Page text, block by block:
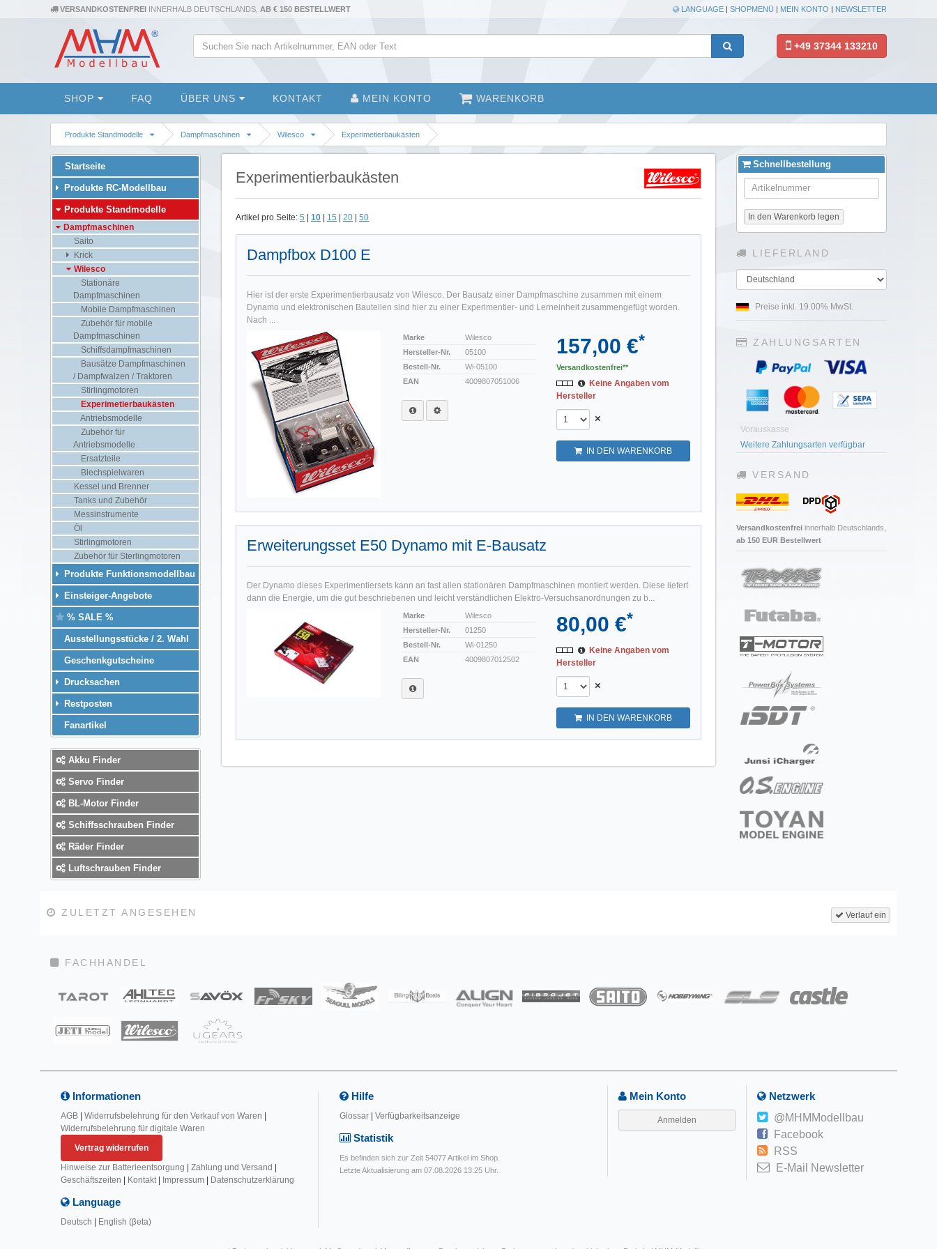
VERSANDKOSTENFREI INNERHALB DEUTSCHLANDS, AB € 150 BESTELLWERT LANGUAGE | SHOPMENÜ | MEIN KONTO | NEWSLETTER
+49 37344 133210
SHOP FAQ ÜBER UNS KONTAKT MEIN KONTO WARENKORB
Produkte Standmodelle Dampfmaschinen Wilesco Experimetierbaukästen
Experimentierbaukästen
Artikel pro Seite: 5 | 10 | 15 | 20 | 50
Dampfbox D100 E
Hier ist der erste Experimentierbausatz von Wilesco. Der Bausatz einer Dampfmaschine zusammen mit einem
Dynamo und elektronischen Bauteilen sind hier zu einer Experimentier- und Lerneinheit zusammengefügt worden.
Nach ...
Marke
Wilesco
Hersteller-Nr.
05100
Bestell-Nr.
Wi-05100
EAN
4009807051006
157,00 €*
Versandkostenfrei**
Keine Angaben vom
Hersteller
×
IN DEN WARENKORB
Erweiterungsset E50 Dynamo mit E-Bausatz
Der Dynamo dieses Experimentiersets kann an fast allen stationären Dampfmaschinen montiert werden. Diese liefert
dann die Energie, um die gut beschriebenen und leicht verständlichen Elektro-Versuchsanordnungen zu b...
Marke
Wilesco
Hersteller-Nr.
01250
Bestell-Nr.
Wi-01250
EAN
4009807012502
80,00 €*
Keine Angaben vom
Hersteller
×
IN DEN WARENKORB
Startseite
Produkte RC-Modellbau
Produkte Standmodelle
Dampfmaschinen
Saito
Krick
Wilesco
Stationäre
Dampfmaschinen
Mobile Dampfmaschinen
Zubehör für mobile
Dampfmaschinen
Schiffsdampfmaschinen
Bausätze Dampfmaschinen
/ Dampfwalzen / Traktoren
Stirlingmotoren
Experimetierbaukästen
Antriebsmodelle
Zubehör für
Antriebsmodelle
Ersatzteile
Blechspielwaren
Kessel und Brenner
Tanks und Zubehör
Messinstrumente
Öl
Stirlingmotoren
Zubehör für Sterlingmotoren
Produkte Funktionsmodellbau
Einsteiger-Angebote
% SALE %
Ausstellungsstücke / 2. Wahl
Geschenkgutscheine
Drucksachen
Restposten
Fanartikel
Akku Finder
Servo Finder
BL-Motor Finder
Schiffsschrauben Finder
Räder Finder
Luftschrauben Finder
Schnellbestellung
In den Warenkorb legen
LIEFERLAND
Land
Preise inkl. 19.00% MwSt.
ZAHLUNGSARTEN
Vorauskasse
Weitere Zahlungsarten verfügbar
VERSAND
Versandkostenfrei innerhalb Deutschlands,
ab 150 EUR Bestellwert
Verlauf ein
ZULETZT ANGESEHEN
FACHHANDEL
Informationen
AGB Widerrufsbelehrung für den Verkauf von Waren
Widerrufsbelehrung für digitale Waren
Vertrag widerrufen
Hinweise zur Batterieentsorgung
Zahlung und Versand
Geschäftszeiten
Kontakt| Impressum Datenschutzerklärung
Language
Deutsch English (βeta)
Hilfe
Glossar Verfügbarkeitsanzeige
Statistik
Es befinden sich zur Zeit 54077 Artikel im Shop.
Letzte Aktualisierung am 07.08.2026 13:25 Uhr.
Mein Konto
Anmelden
Netzwerk
@MHMModellbau
Facebook
RSS
E-Mail Newsletter